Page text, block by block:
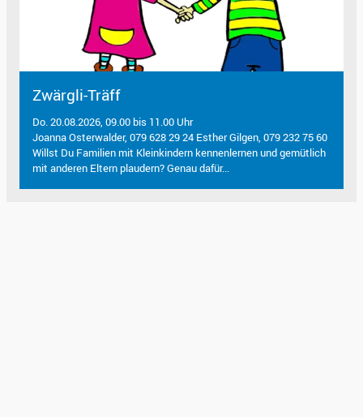
Zwärgli-Träff
Do. 20.08.2026, 09.00 bis 11.00 Uhr
Joanna Osterwalder, 079 628 29 24 Esther Gilgen, 079 232 75 60
Willst Du Familien mit Kleinkindern kennenlernen und gemütlich
mit anderen Eltern plaudern? Genau dafür...